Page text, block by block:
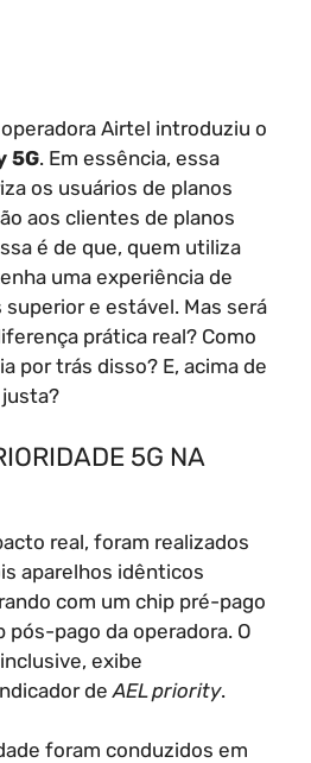
operadora Airtel introduziu o
5G. Em essência, essa
os usuários de planos
aos clientes de planos
é de que, quem utiliza
uma experiência de
e estável. Mas será
prática real? Como
por trás disso? E, acima de
5G NA
real, foram realizados
aparelhos idênticos
com um chip pré-pago
pago da operadora. O
exibe
de AEL priority.
foram conduzidos em